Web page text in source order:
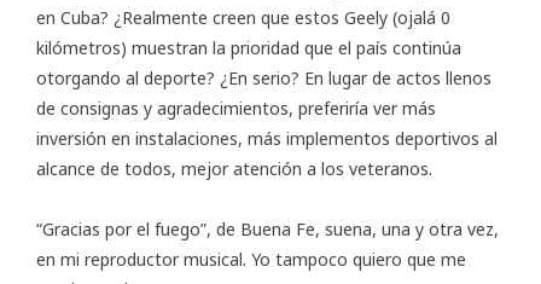
en Cuba? ¿Realmente creen que estos Geely (ojalá 0
kilómetros) muestran la prioridad que el país continúa
otorgando al deporte? ¿En serio? En lugar de actos llenos
de consignas y agradecimientos, preferiría ver más
inversión en instalaciones, más implementos deportivos al
alcance de todos, mejor atención a los veteranos.
“Gracias por el fuego”, de Buena Fe, suena, una y otra vez,
en mi reproductor musical. Yo tampoco quiero que me